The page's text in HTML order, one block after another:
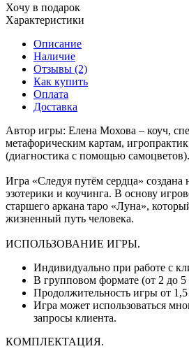
Хочу в подарок
Характеристики
Описание
Наличие
Отзывы (2)
Как купить
Оплата
Доставка
Автор игры: Елена Мохова – коуч,
метафорическим картам,
(диагностика с помощью самоцветов).
Игра «Следуя путём сердца» создана
эзотерики и коучинга. В основу
старшего аркана таро «Луна»,
жизненный путь человека.
ИСПОЛЬЗОВАНИЕ ИГРЫ.
Индивидуально при работе с
В групповом формате (от 2 до 5
Продолжительность игры от 1,5
Игра может использоваться
запросы клиента.
КОМПЛЕКТАЦИЯ.